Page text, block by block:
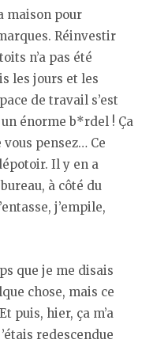
maison pour
Réinvestir
n’a pas été
les jours et les
de travail s’est
énorme b*rdel ! Ça
pensez… Ce
Il y en a
à côté du
j’empile,
que je me disais
chose, mais ce
puis, hier, ça m’a
redescendue